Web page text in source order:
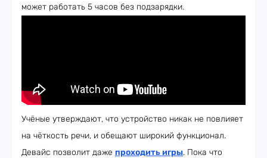
может работать 5 часов без подзарядки.
Учёные утверждают, что устройство никак не повлияет
на чёткость речи, и обещают широкий функционал.
Девайс позволит даже проходить игры. Пока что